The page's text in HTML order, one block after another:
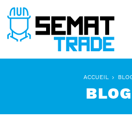
ACCUEIL
BLOG